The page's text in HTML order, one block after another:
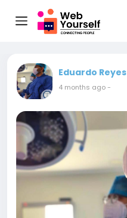
Eduardo Reyes
4 months ago-